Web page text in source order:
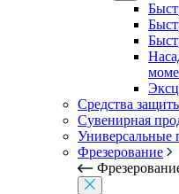
Средства
Сувенирная
Универсальные
Фрезерование